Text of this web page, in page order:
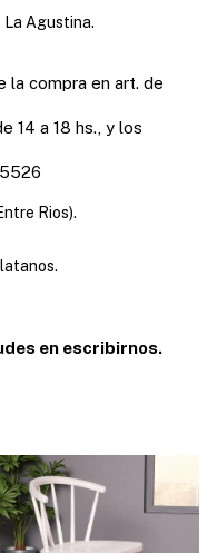
La Agustina.
compra en art. de
a 18 hs., y los
Rios).
en escribirnos.